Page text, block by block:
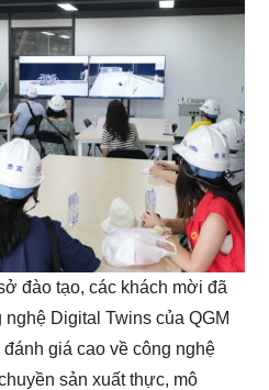
đào tạo, các khách mời đã
Digital Twins của QGM
giá cao về công nghệ
sản xuất thực, mô